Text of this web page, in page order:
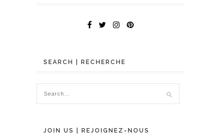
SEARCH | RECHERCHE
JOIN US | REJOIGNEZ-NOUS